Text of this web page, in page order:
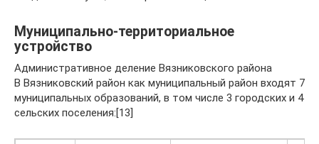
Муниципально-территориальное
устройство
Административное деление Вязниковского района
В Вязниковский район как муниципальный район входят 7
муниципальных образований, в том числе 3 городских и 4
сельских поселения:[13]